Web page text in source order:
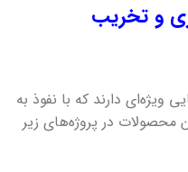
و تخریب
ویژه‌ای دارند که با نفوذ به
محصولات در پروژه‌های زیر